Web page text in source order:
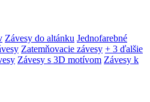
Závesy do altánku Jednofarebné
Zatemňovacie závesy + 3 ďalšie
Závesy s 3D motívom Závesy k